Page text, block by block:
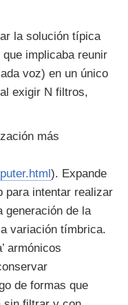
la solución típica
implicaba reunir
voz) en un único
exigir N filtros,
más
). Expande
para intentar realizar
generación de la
variación tímbrica.
armónicos
de formas que